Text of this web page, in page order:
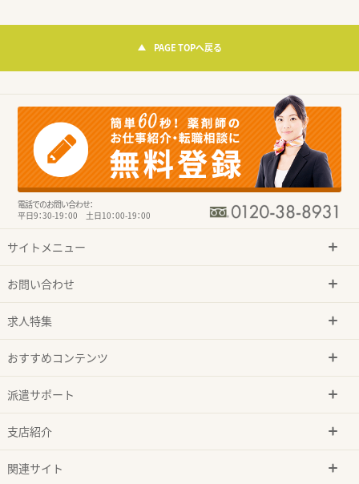
PAGE TOPへ戻る
電話でのお問い合わせ：
平日9：30-19：00 土日10：00-19：00
サイトメニュー
お問い合わせ
求人特集
おすすめコンテンツ
派遣サポート
支店紹介
関連サイト